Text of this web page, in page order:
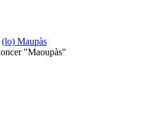
(lo) Maupàs
"Maoupàs"